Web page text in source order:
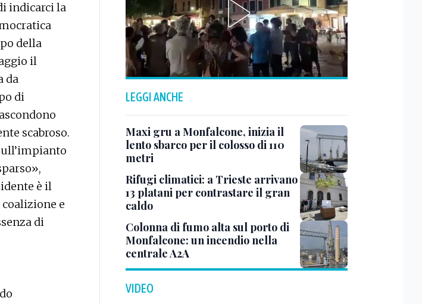
indicarci la
della
il
da
di
scabroso.
è il
e
di
LEGGI ANCHE
Maxi gru a Monfalcone, inizia il
lento sbarco per il colosso di 110
metri
Rifugi climatici: a Trieste arrivano
13 platani per contrastare il gran
caldo
Colonna di fumo alta sul porto di
Monfalcone: un incendio nella
centrale A2A
VIDEO